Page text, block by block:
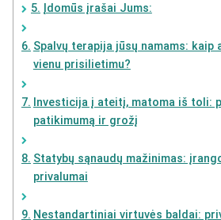
Įdomūs įrašai Jums:
Spalvų terapija jūsų namams:
vienu prisilietimu?
Investicija į ateitį, matoma iš toli:
patikimumą ir grožį
Statybų sąnaudų mažinimas:
privalumai
Nestandartiniai virtuvės baldai: